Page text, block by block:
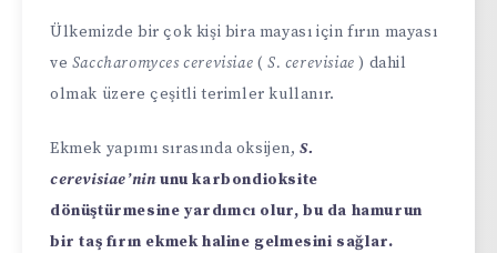
Ülkemizde bir çok kişi bira mayası için fırın mayası
ve Saccharomyces cerevisiae (S. cerevisiae ) dahil
olmak üzere çeşitli terimler kullanır.
Ekmek yapımı sırasında oksijen, S.
cerevisiae’ninunu karbondioksite
dönüştürmesine yardımcı olur, bu da hamurun
bir taş fırın ekmek haline gelmesini sağlar.